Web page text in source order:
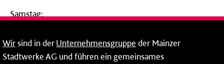
Samstag:
24-Stunden-Telefon*
Wirsind in derUnternehmensgruppe der Mainzer
Stadtwerke AG und führen ein gemeinsames